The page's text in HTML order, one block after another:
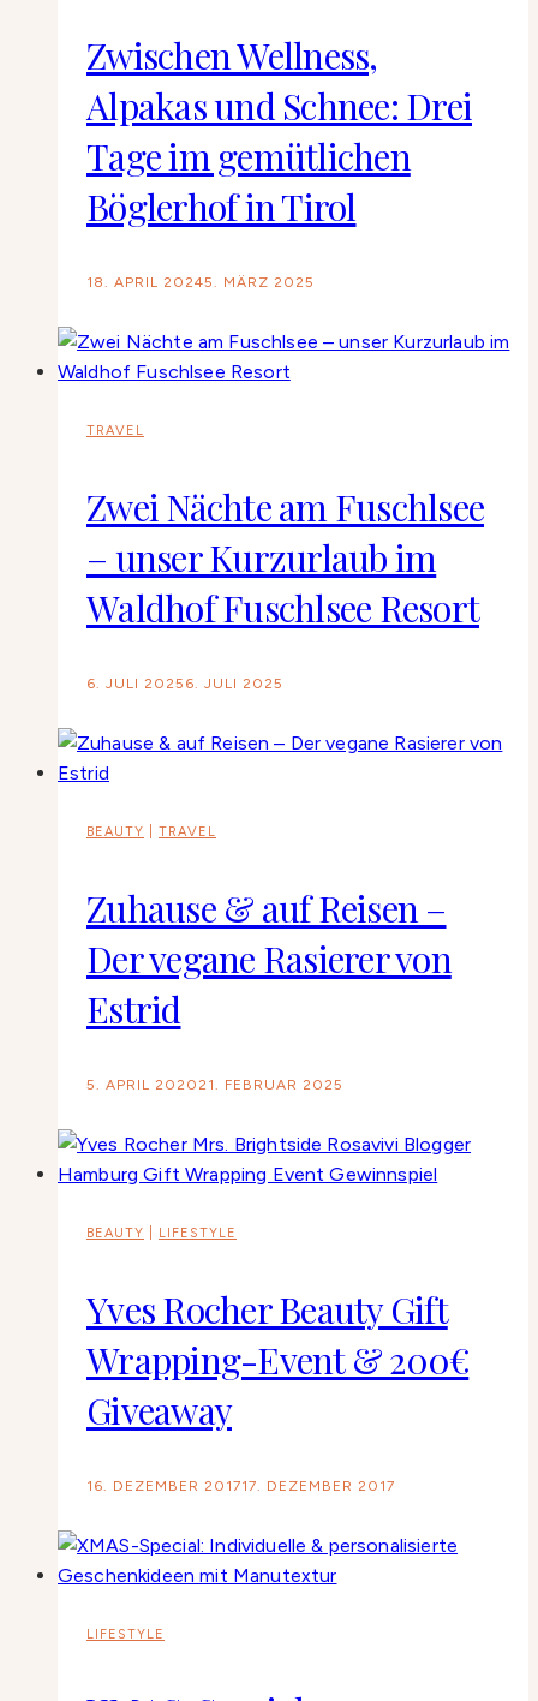
Zwischen Wellness,
Alpakas und Schnee: Drei
Tage im gemütlichen
Böglerhof in Tirol
18. APRIL 20245. MÄRZ 2025
TRAVEL
Zwei Nächte am Fuschlsee
– unser Kurzurlaub im
Waldhof Fuschlsee Resort
6. JULI 2025 6. JULI 2025
BEAUTY TRAVEL
Zuhause & auf Reisen –
Der vegane Rasierer von
Estrid
5. APRIL 2020 21. FEBRUAR 2025
BEAUTY LIFESTYLE
Yves Rocher Beauty Gift
Wrapping-Event & 200€
Giveaway
16. DEZEMBER 201717. DEZEMBER 2017
LIFESTYLE